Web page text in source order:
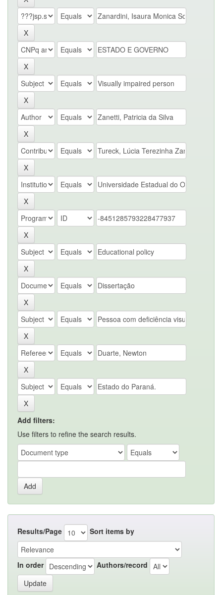
Add filters:
Use filters to refine the search results.
Results/Page Sort items by
In order Authors/record